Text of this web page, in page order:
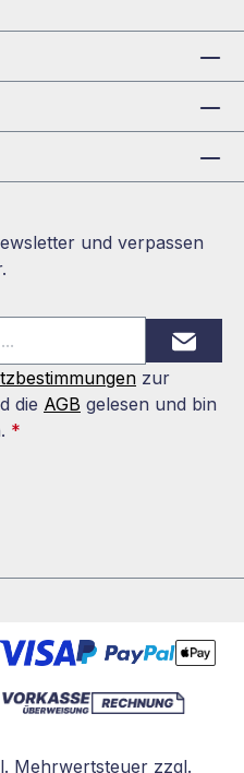
und verpassen
zur
die AGB gelesen und bin
*
Mehrwertsteuer zzgl.